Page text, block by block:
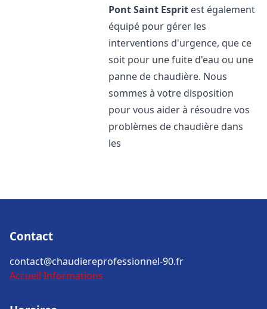
Pont Saint Esprit est également
équipé pour gérer les
interventions d'urgence, que ce
soit pour une fuite d'eau ou une
panne de chaudière. Nous
sommes à votre disposition
pour vous aider à résoudre vos
problèmes de chaudière dans
les
Contact
contact@chaudiereprofessionnel-90.fr
Accueil Informations